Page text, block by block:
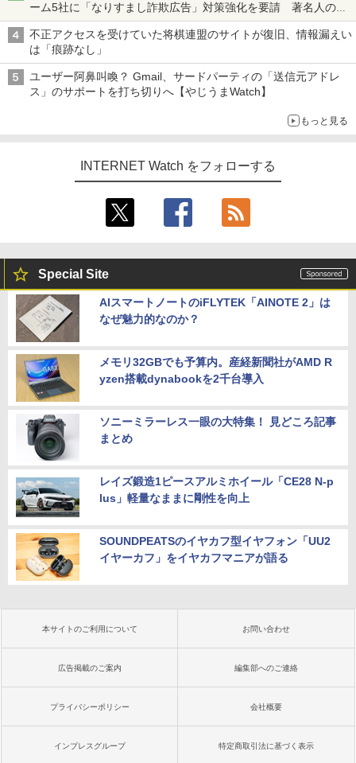
ーム5社に「なりすまし詐欺広告」対策強化を要請 著名人の写
真や映像を使った投資詐欺などへの対策として
不正アクセスを受けていた将棋連盟のサイトが復旧、情報漏えい
は「痕跡なし」
ユーザー阿鼻叫喚？ Gmail、サードパーティの「送信元アドレ
ス」のサポートを打ち切りへ【やじうまWatch】
もっと見る
INTERNET Watch をフォローする
Special Site
AIスマートノートのiFLYTEK「AINOTE 2」は
なぜ魅力的なのか？
メモリ32GBでも予算内。産経新聞社がAMD R
yzen搭載dynabookを2千台導入
ソニーミラーレス一眼の大特集！ 見どころ記事
まとめ
レイズ鍛造1ピースアルミホイール「CE28 N-p
lus」軽量なままに剛性を向上
SOUNDPEATSのイヤカフ型イヤフォン「UU2
イヤーカフ」をイヤカフマニアが語る
本サイトのご利用について お問い合わせ
広告掲載のご案内 編集部へのご連絡
プライバシーポリシー 会社概要
インプレスグループ 特定商取引法に基づく表示